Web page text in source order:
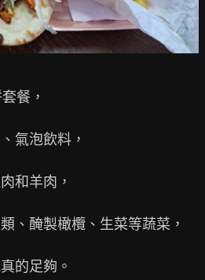
餐，
氣泡飲料，
和羊肉，
、醃製橄欖、生菜等蔬菜，
的足夠。